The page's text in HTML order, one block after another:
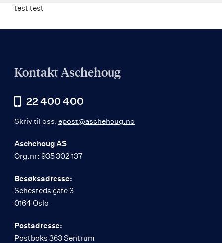
test test
Kontakt Aschehoug
22 400 400
Skriv til oss: epost@aschehoug.no
Aschehoug AS
Org.nr: 935 302 137
Besøksadresse:
Sehesteds gate 3
0164 Oslo
Postadresse:
Postboks 363 Sentrum